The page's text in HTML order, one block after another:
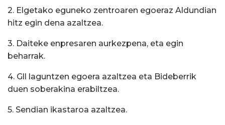
2. Elgetako eguneko zentroaren egoeraz Aldundian
hitz egin dena azaltzea.
3. Daiteke enpresaren aurkezpena, eta egin
beharrak.
4. Gll laguntzen egoera azaltzea eta Bideberrik
duen soberakina erabiltzea.
5. Sendian ikastaroa azaltzea.